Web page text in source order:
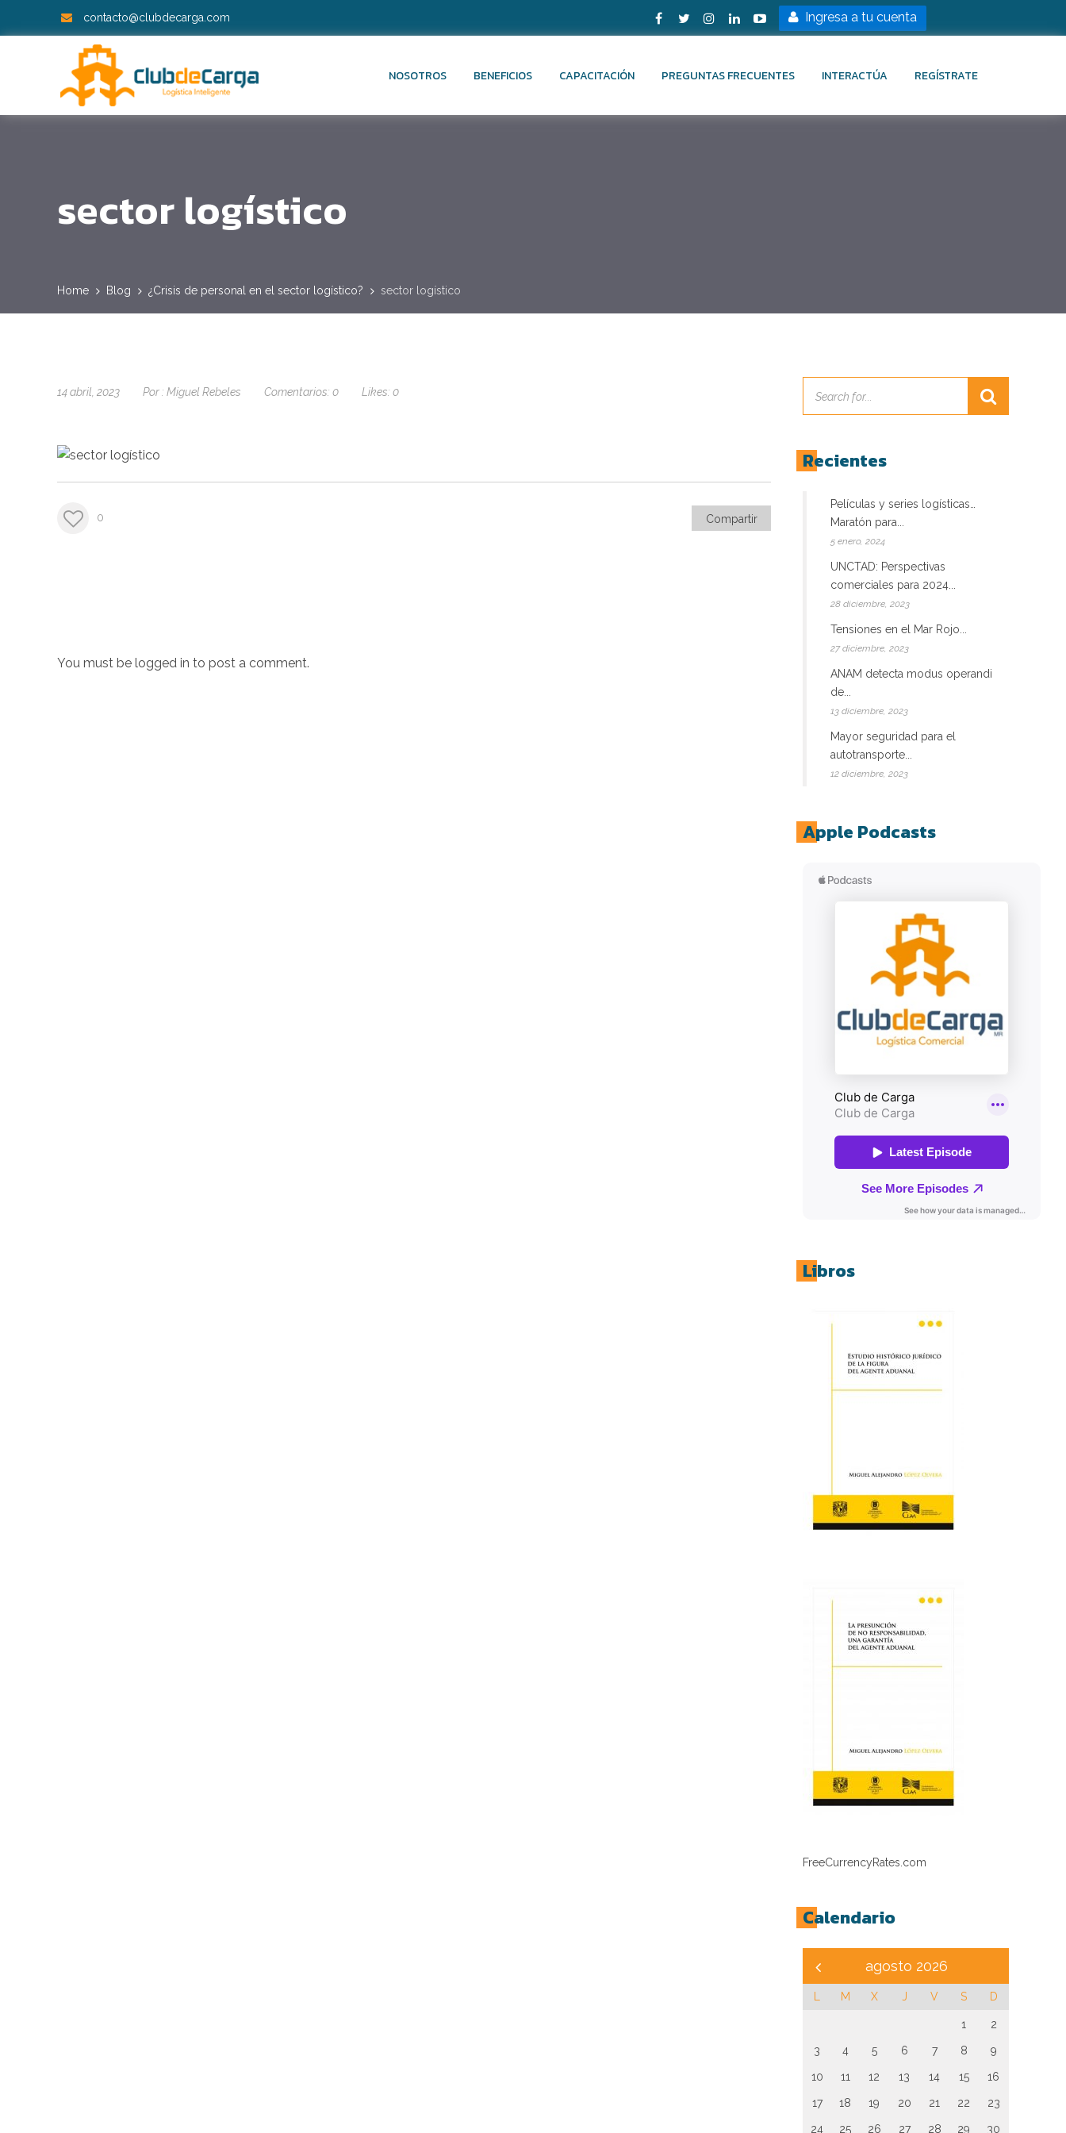
contacto@clubdecarga.com Ingresa a tu cuenta
NOSOTROS BENEFICIOS CAPACITACIÓN PREGUNTAS FRECUENTES INTERACTÚA REGÍSTRATE
sector logístico
Home Blog ¿Crisis de personal en el sector logístico? sector logístico
14 abril, 2023 Por : Miguel Rebeles Comentarios: 0 Likes: 0
0 Compartir
You must be logged in to post a comment.
Recientes
Películas y series logísticas…
Maratón para...
5 enero, 2024
UNCTAD: Perspectivas
comerciales para 2024...
28 diciembre, 2023
Tensiones en el Mar Rojo...
27 diciembre, 2023
ANAM detecta modus operandi
de...
13 diciembre, 2023
Mayor seguridad para el
autotransporte...
12 diciembre, 2023
Apple Podcasts
Libros
FreeCurrencyRates.com
Calendario
agosto 2026
M X J V S D
1 2
3 4 5 6 7 8 9
10 11 12 13 14 15 16
17 18 19 20 21 22 23
24 25 26 27 28 29 30